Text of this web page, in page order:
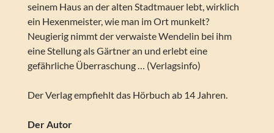
seinem Haus an der alten Stadtmauer lebt, wirklich
ein Hexenmeister, wie man im Ort munkelt?
Neugierig nimmt der verwaiste Wendelin bei ihm
eine Stellung als Gärtner an und erlebt eine
gefährliche Überraschung … (Verlagsinfo)
Der Verlag empfiehlt das Hörbuch ab 14 Jahren.
Der Autor